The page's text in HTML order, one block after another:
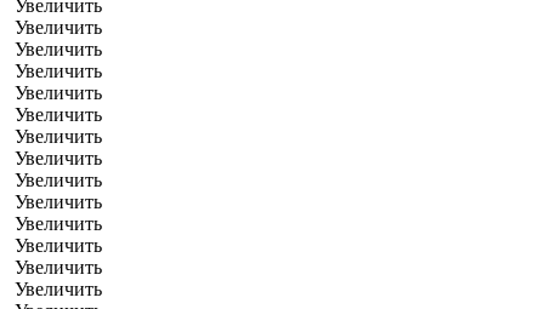
Увеличить
Увеличить
Увеличить
Увеличить
Увеличить
Увеличить
Увеличить
Увеличить
Увеличить
Увеличить
Увеличить
Увеличить
Увеличить
Увеличить